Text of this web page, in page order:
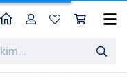
HomeProfil